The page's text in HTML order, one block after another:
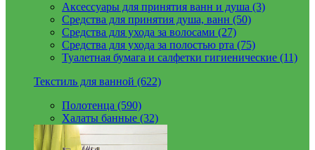
Аксессуары для принятия ванн и душа (3)
Средства для принятия душа, ванн (50)
Средства для ухода за волосами (27)
Средства для ухода за полостью рта (75)
Туалетная бумага и салфетки гигиенические (11)
Текстиль для ванной (622)
Полотенца (590)
Халаты банные (32)